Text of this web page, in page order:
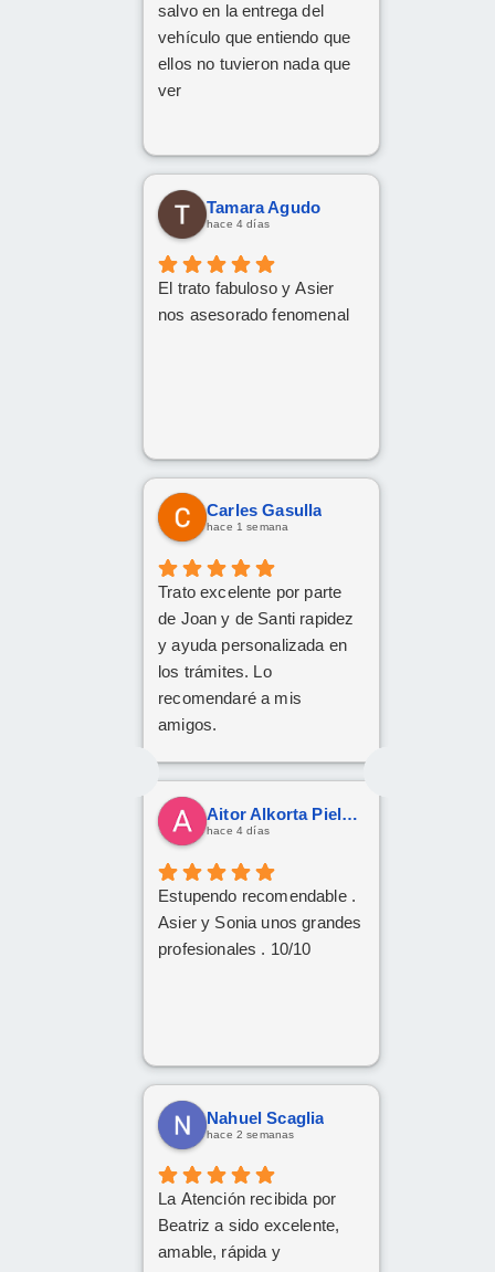
salvo en la entrega del
vehículo que entiendo que
ellos no tuvieron nada que
ver
Tamara Agudo
hace 4 días
El trato fabuloso y Asier
nos asesorado fenomenal
Carles Gasulla
hace 1 semana
Trato excelente por parte
de Joan y de Santi rapidez
y ayuda personalizada en
los trámites. Lo
recomendaré a mis
amigos.
Aitor Alkorta Pielago
hace 4 días
Estupendo recomendable .
Asier y Sonia unos grandes
profesionales . 10/10
Nahuel Scaglia
hace 2 semanas
La Atención recibida por
Beatriz a sido excelente,
amable, rápida y